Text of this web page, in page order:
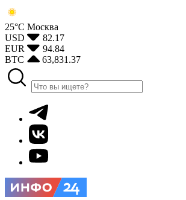
25°С Москва
USD
82.17
EUR
94.84
BTC
63,831.37